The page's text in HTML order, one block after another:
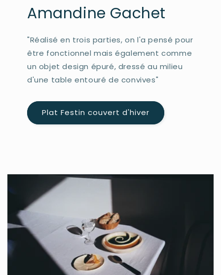
Amandine Gachet
"Réalisé en trois parties, on l'a pensé pour
être fonctionnel mais également comme
un objet design épuré, dressé au milieu
d'une table entouré de convives"
Plat Festin couvert d'hiver